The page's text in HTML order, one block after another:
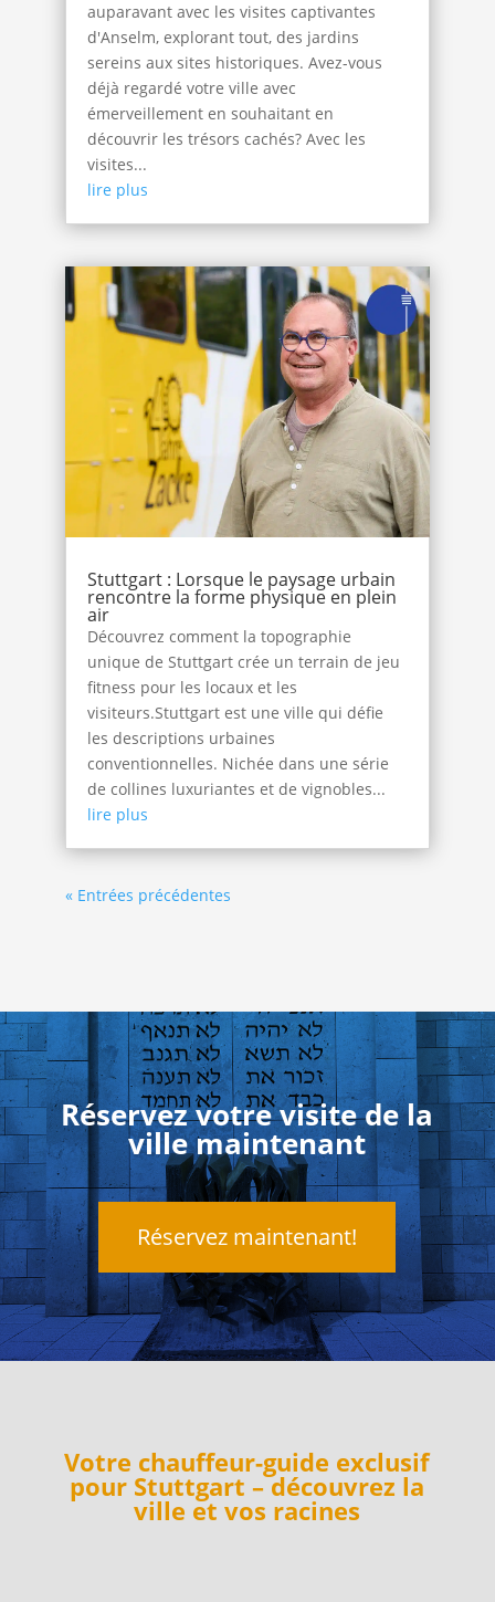
auparavant avec les visites captivantes
d'Anselm, explorant tout, des jardins
sereins aux sites historiques. Avez-vous
déjà regardé votre ville avec
émerveillement en souhaitant en
découvrir les trésors cachés? Avec les
visites...
lire plus
Stuttgart : Lorsque le paysage urbain
rencontre la forme physique en plein
air
Découvrez comment la topographie
unique de Stuttgart crée un terrain de jeu
fitness pour les locaux et les
visiteurs.Stuttgart est une ville qui défie
les descriptions urbaines
conventionnelles. Nichée dans une série
de collines luxuriantes et de vignobles...
lire plus
« Entrées précédentes
Réservez votre visite de la
ville maintenant
Réservez maintenant!
Votre chauffeur-guide exclusif
pour Stuttgart – découvrez la
ville et vos racines